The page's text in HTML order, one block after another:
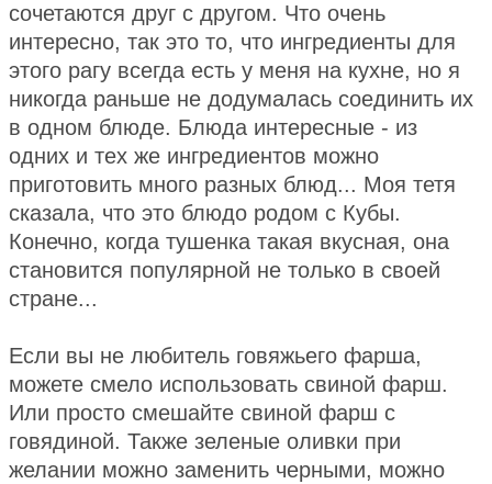
сочетаются друг с другом. Что очень
интересно, так это то, что ингредиенты для
этого рагу всегда есть у меня на кухне, но я
никогда раньше не додумалась соединить их
в одном блюде. Блюда интересные - из
одних и тех же ингредиентов можно
приготовить много разных блюд... Моя тетя
сказала, что это блюдо родом с Кубы.
Конечно, когда тушенка такая вкусная, она
становится популярной не только в своей
стране...
Если вы не любитель говяжьего фарша,
можете смело использовать свиной фарш.
Или просто смешайте свиной фарш с
говядиной. Также зеленые оливки при
желании можно заменить черными, можно